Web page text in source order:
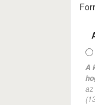
A
az